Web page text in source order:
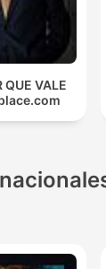
QUE VALE